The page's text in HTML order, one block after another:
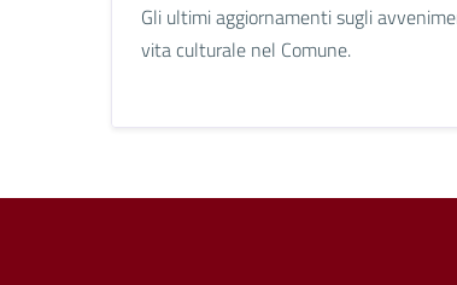
Gli ultimi aggiornamenti sugli
vita culturale nel Comune.